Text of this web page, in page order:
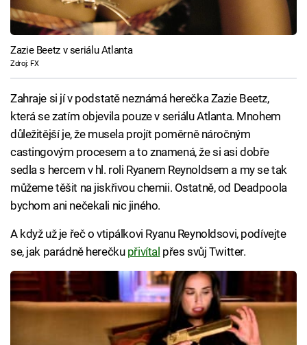
Zazie Beetz v seriálu Atlanta
Zdroj: FX
Zahraje si jí v podstatě neznámá herečka Zazie Beetz,
která se zatím objevila pouze v seriálu Atlanta. Mnohem
důležitější je, že musela projít poměrně náročným
castingovým procesem a to znamená, že si asi dobře
sedla s hercem v hl. roli Ryanem Reynoldsem a my se tak
můžeme těšit na jiskřivou chemii. Ostatně, od Deadpoola
bychom ani nečekali nic jiného.
A když už je řeč o vtipálkovi Ryanu Reynoldsovi, podívejte
se, jak parádně herečku přivítal přes svůj Twitter.